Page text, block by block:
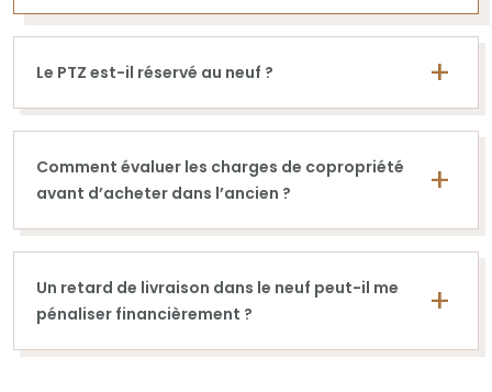
Le PTZ est-il réservé au neuf ?
Comment évaluer les charges de copropriété
avant d’acheter dans l’ancien ?
Un retard de livraison dans le neuf peut-il me
pénaliser financièrement ?